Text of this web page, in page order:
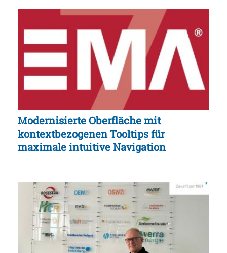
Modernisierte Oberfläche mit
kontextbezogenen Tooltips für
maximale intuitive Navigation